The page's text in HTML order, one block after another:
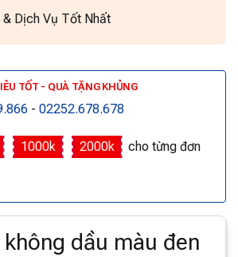
& Dịch Vụ Tốt Nhất
TỐT - QUÀ TẶNG KHỦNG
- 02252.678.678
1000k 2000k
cho từng đơn
dầu màu đen